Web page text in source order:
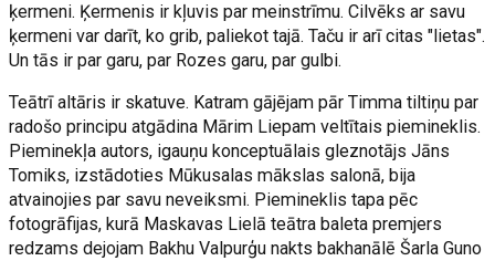
ķermeni. Ķermenis ir kļuvis par meinstrīmu. Cilvēks ar savu
ķermeni var darīt, ko grib, paliekot tajā. Taču ir arī citas "lietas".
Un tās ir par garu, par Rozes garu, par gulbi.
Teātrī altāris ir skatuve. Katram gājējam pār Timma tiltiņu par
radošo principu atgādina Mārim Liepam veltītais piemineklis.
Pieminekļa autors, igauņu konceptuālais gleznotājs Jāns
Tomiks, izstādoties Mūkusalas mākslas salonā, bija
atvainojies par savu neveiksmi. Piemineklis tapa pēc
fotogrāfijas, kurā Maskavas Lielā teātra baleta premjers
redzams dejojam Bakhu Valpurģu nakts bakhanālē Šarla Guno